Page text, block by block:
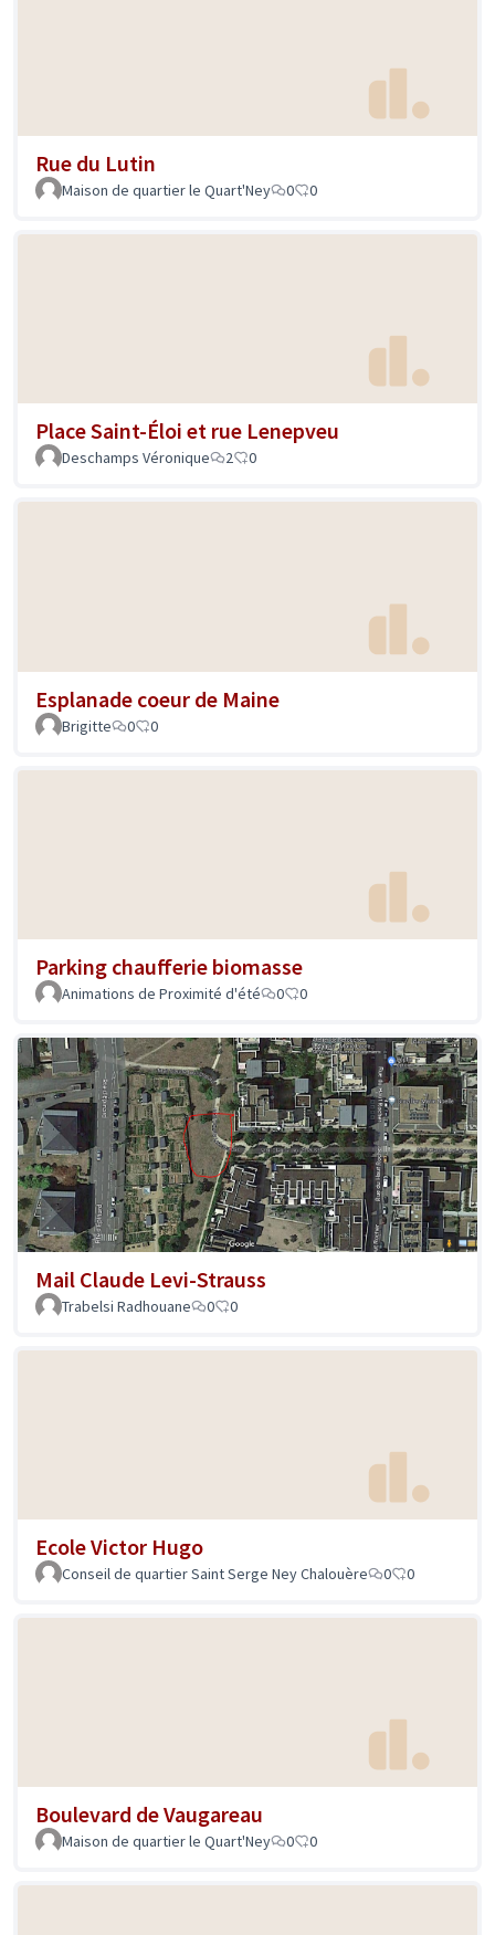
Rue du Lutin
Maison de quartier le Quart'Ney 0 0
Place Saint-Éloi et rue Lenepveu
Deschamps Véronique 2 0
Esplanade coeur de Maine
Brigitte 0 0
Parking chaufferie biomasse
Animations de Proximité d'été 0 0
Mail Claude Levi-Strauss
Trabelsi Radhouane 0 0
Ecole Victor Hugo
Conseil de quartier Saint Serge Ney Chalouère 0 0
Boulevard de Vaugareau
Maison de quartier le Quart'Ney 0 0